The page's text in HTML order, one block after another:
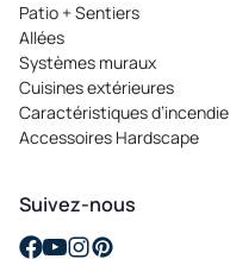
new
tab
Patio + Sentiers
Allées
Systèmes muraux
Cuisines extérieures
Caractéristiques d’incendie
Accessoires Hardscape
Suivez-nous
opens
opens
opensopens